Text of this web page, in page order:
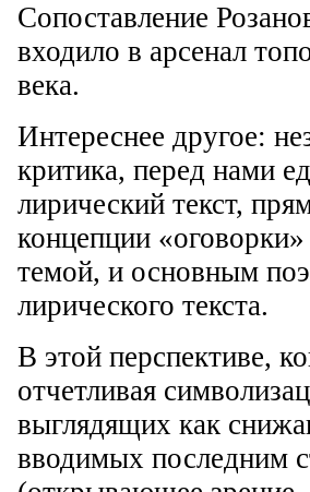
Сопоставление
входило в арсенал
века.
Интереснее другое:
критика, перед нами
лирический текст,
концепции
темой, и основным
лирического текста.
В этой перспективе,
отчетливая
выглядящих как
вводимых последним